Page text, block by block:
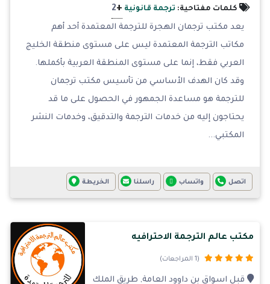
كلمات مفتاحية: ترجمة قانونية +
2
يعد مكتب ترجمان الهجرة للترجمة المعتمدة أحد أهم
مكاتب الترجمة المعتمدة ليس على مستوى منطقة الخليج
العربي فقط، إنما على مستوى المنطقة العربية بأكملها.
وقد كان الهدف الأساسي من تأسيس مكتب ترجمان
للترجمة هو مساعدة الجمهور في الحصول على ما قد
يحتاجون إليه من خدمات الترجمة والتدقيق، وخدمات النشر
المكتبي...
اتصل واتساب راسلنا الخريطة
مكتب عالم الترجمة الاحترافيه
(1 المراجعات)
قبل اسواق بن داوود العامة, طريق الملك